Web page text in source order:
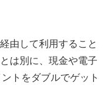
由して利用すること
は別に、現金や電子
トをダブルでゲット